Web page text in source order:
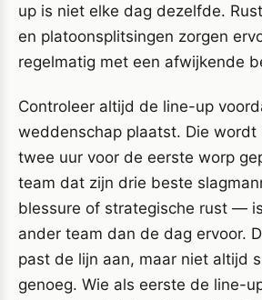
up is niet elke dag dezelfde.
en platoonsplitsingen zorgen
regelmatig met een afwijkende
Controleer altijd de line-up
weddenschap plaatst. Die wordt
twee uur voor de eerste worp
team dat zijn drie beste
blessure of strategische rust —
ander team dan de dag ervoor.
past de lijn aan, maar niet altijd
genoeg. Wie als eerste de line-